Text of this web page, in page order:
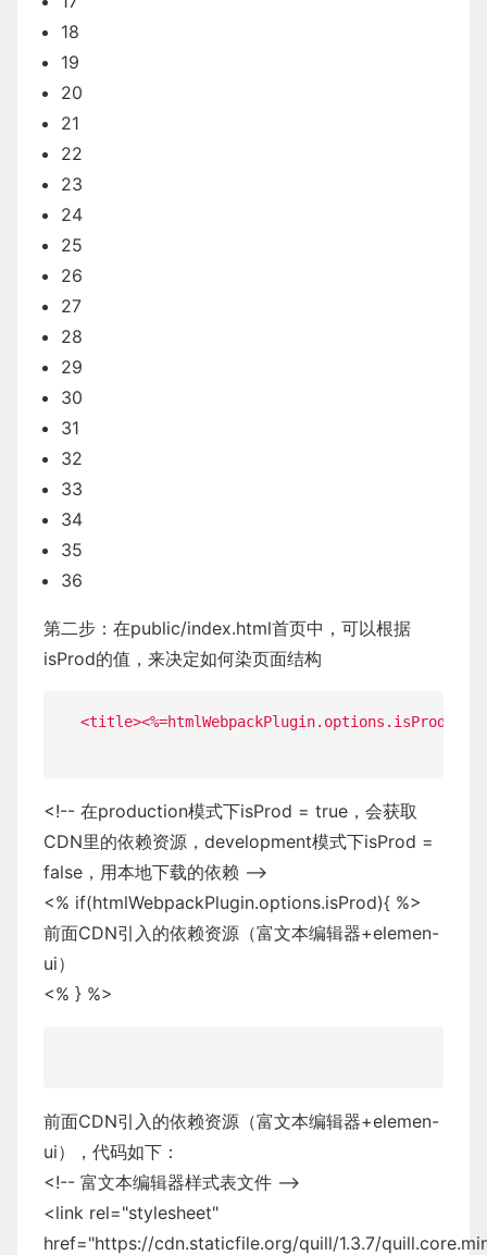
18
19
20
21
22
23
24
25
26
27
28
29
30
31
32
33
34
35
36
第二步：在public/index.html首页中，可以根据
isProd的值，来决定如何染页面结构
<title><%=htmlWebpackPlugin. options . isProd
<!-- 在production模式下isProd = true ，会获取
CDN里的依赖资源，development模式下isProd =
false ，用本地下载的依赖 --
<% if(htmlWebpackPlugin.options.isProd){ %>
前面CDN引入的依赖资源（富文本编辑器+elemen-
ui）
<% } %>
前面CDN引入的依赖资源（富文本编辑器+elemen-
ui），代码如下：
<!-- 富文本编辑器样式表文件 --
<link rel="stylesheet"
href="https://cdn.staticfile.org/quill/1.3.7/